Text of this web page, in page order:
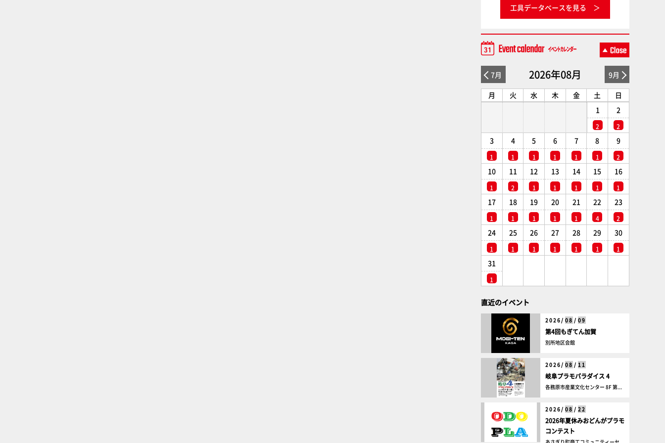
工具データベースを見る
7月 2026年08月 9月
月 火 水 木 金 土
日
1
2
2
2
3
1
4
1
5
1
6
1
7
1
8
1
9
2
10
1
11
2
12
1
13
1
14
1
15
1
16
1
17
1
18
1
19
1
20
1
21
1
22
4
23
2
24
1
25
1
26
1
27
1
28
1
29
1
30
1
31
1
直近のイベント
2026/ 08 / 09
第4回もぎてん加賀
別所地区会館
2026/ 08 / 11
岐阜プラモパラダイス 4
各務原市産業文化センター 8F 第...
2026/ 08 / 22
2026年夏休みおどんがプラモ
コンテスト